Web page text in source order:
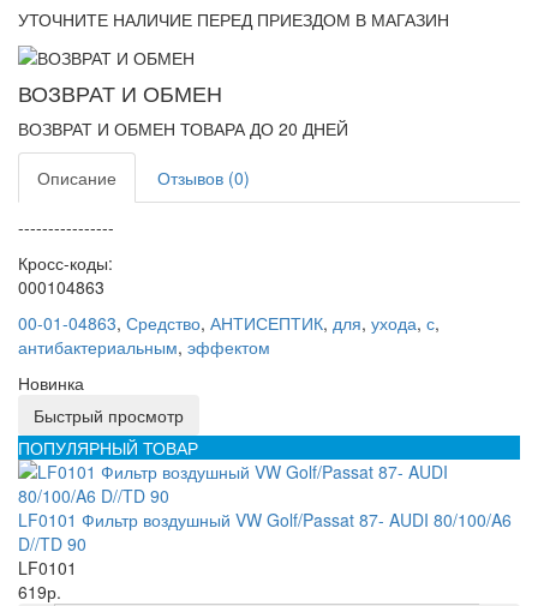
УТОЧНИТЕ НАЛИЧИЕ ПЕРЕД ПРИЕЗДОМ В МАГАЗИН
ВОЗВРАТ И ОБМЕН
ВОЗВРАТ И ОБМЕН ТОВАРА ДО 20 ДНЕЙ
Описание Отзывов (0)
----------------
Кросс-коды:
000104863
00-01-04863, Средство, АНТИСЕПТИК, для, ухода, с,
антибактериальным, эффектом
Новинка
Быстрый просмотр
ПОПУЛЯРНЫЙ ТОВАР
LF0101 Фильтр воздушный VW Golf/Passat 87- AUDI 80/100/A6
D//TD 90
LF0101
619р.